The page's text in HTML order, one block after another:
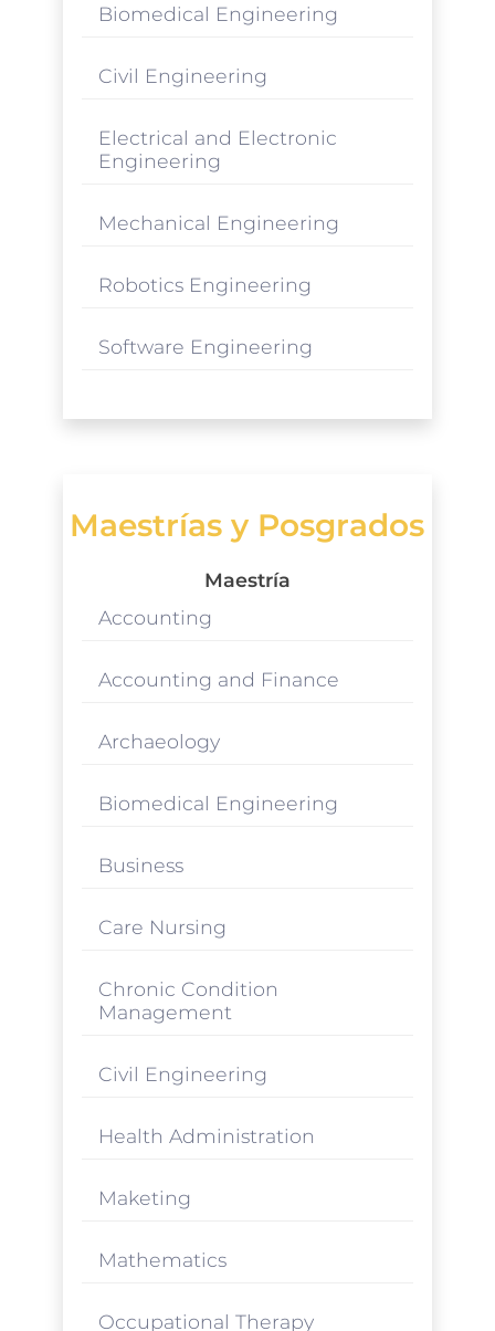
Biomedical Engineering
Civil Engineering
Electrical and Electronic
Engineering
Mechanical Engineering
Robotics Engineering
Software Engineering
Maestrías y Posgrados
Maestría
Accounting
Accounting and Finance
Archaeology
Biomedical Engineering
Business
Care Nursing
Chronic Condition
Management
Civil Engineering
Health Administration
Maketing
Mathematics
Occupational Therapy